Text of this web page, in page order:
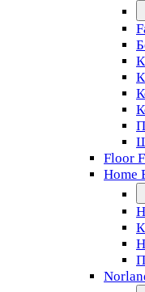
Floor
Home